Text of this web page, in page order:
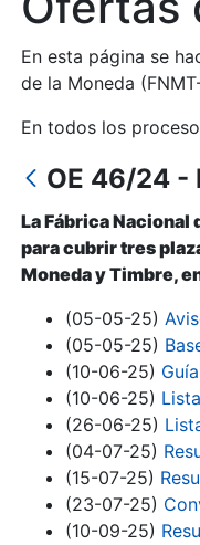
Mostrar/Ocultar
Mostrar/Ocultar
Mostrar/Ocultar
Mostrar/Ocultar
En esta página se
de la Moneda
En todos los
OE 46/24 -
La Fábrica Nacional
para cubrir tres
Moneda y Timbre,
(05-05-25)
(05-05-25)
(10-06-25)
(10-06-25)
(26-06-25)
(04-07-25)
(15-07-25)
(23-07-25)
(10-09-25)